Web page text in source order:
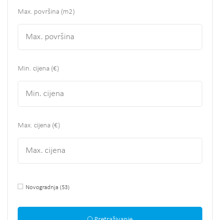
Max. površina (m2)
Min. cijena (€)
Max. cijena (€)
Novogradnja (53)